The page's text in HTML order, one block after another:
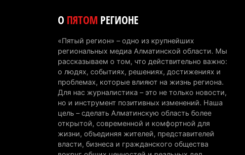
ОПЯТОМ РЕГИОНЕ
«Пятый регион» – одно из крупнейших
региональных медиа Алматинской области. Мы
рассказываем о том, что действительно важно:
о людях, событиях, решениях, достижениях и
проблемах, которые влияют на жизнь региона.
Для нас журналистика – это не только новости,
но и инструмент позитивных изменений. Наша
цель – сделать Алматинскую область более
открытой, современной и комфортной для
жизни, объединяя жителей, представителей
власти, бизнеса и гражданского общества